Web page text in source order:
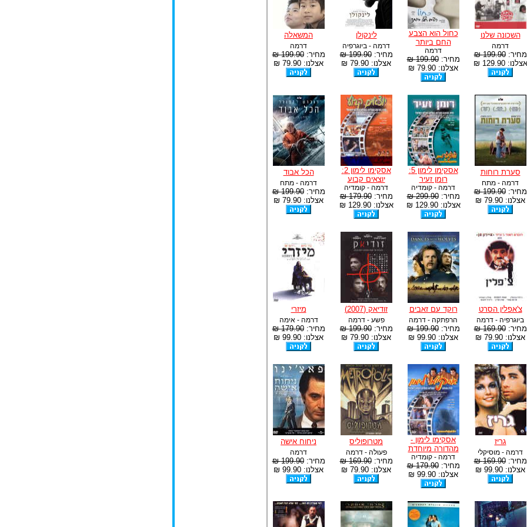
השכונה שלנו
דרמה
מחיר:199.90 ₪
אצלנו: 129.90 ₪
כחול הוא הצבע
החם ביותר
דרמה
מחיר:199.90 ₪
אצלנו: 79.90 ₪
לינקולן
דרמה - ביוגרפיה
מחיר:199.90 ₪
אצלנו: 79.90 ₪
המשאלה
דרמה
מחיר:199.90 ₪
אצלנו: 79.90 ₪
סערת רוחות
דרמה - מתח
מחיר:199.90 ₪
אצלנו: 79.90 ₪
אסקימו לימון 5:
רומן זעיר
דרמה - קומדיה
מחיר:299.90 ₪
אצלנו: 129.90 ₪
אסקימו לימון 2:
יוצאים קבוע
דרמה - קומדיה
מחיר:179.90 ₪
אצלנו: 129.90 ₪
הכל אבוד
דרמה - מתח
מחיר:199.90 ₪
אצלנו: 79.90 ₪
צ'אפלין הסרט
ביוגרפיה - דרמה
מחיר:169.90 ₪
אצלנו: 79.90 ₪
רוקד עם זאבים
הרפתקה - דרמה
מחיר:199.90 ₪
אצלנו: 99.90 ₪
זודיאק (2007)
פשע - דרמה
מחיר:199.90 ₪
אצלנו: 79.90 ₪
מיזרי
דרמה - אימה
מחיר:179.90 ₪
אצלנו: 99.90 ₪
גריז
דרמה - מוסיקלי
מחיר:169.90 ₪
אצלנו: 99.90 ₪
אסקימו לימון -
מהדורה מיוחדת
דרמה - קומדיה
מחיר:179.90 ₪
אצלנו: 99.90 ₪
מטרופוליס
פעולה - דרמה
מחיר:169.90 ₪
אצלנו: 79.90 ₪
ניחוח אישה
דרמה
מחיר:199.90 ₪
אצלנו: 99.90 ₪